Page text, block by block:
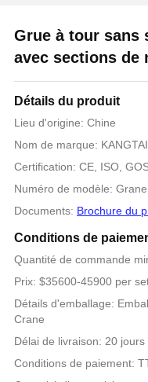
Grue à tour sans
avec sections de
Détails du produit
Lieu d'origine: Chine
Nom de marque:
Certification: CE, ISO,
Numéro de modèle:
Documents: Brochure du
Conditions de
Quantité de commande
Prix: $35600-45900 per
Détails d'emballage:
Crane
Délai de livraison: 20
Conditions de paiement: